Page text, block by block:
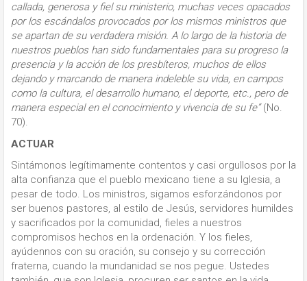
callada, generosa y fiel su ministerio, muchas veces opacados
por los escándalos provocados por los mismos ministros que
se apartan de su verdadera misión. A lo largo de la historia de
nuestros pueblos han sido fundamentales para su progreso la
presencia y la acción de los presbíteros, muchos de ellos
dejando y marcando de manera indeleble su vida, en campos
como la cultura, el desarrollo humano, el deporte, etc., pero de
manera especial en el conocimiento y vivencia de su fe”(No.
70).
ACTUAR
Sintámonos legítimamente contentos y casi orgullosos por la
alta confianza que el pueblo mexicano tiene a su Iglesia, a
pesar de todo. Los ministros, sigamos esforzándonos por
ser buenos pastores, al estilo de Jesús, servidores humildes
y sacrificados por la comunidad, fieles a nuestros
compromisos hechos en la ordenación. Y los fieles,
ayúdennos con su oración, su consejo y su corrección
fraterna, cuando la mundanidad se nos pegue. Ustedes